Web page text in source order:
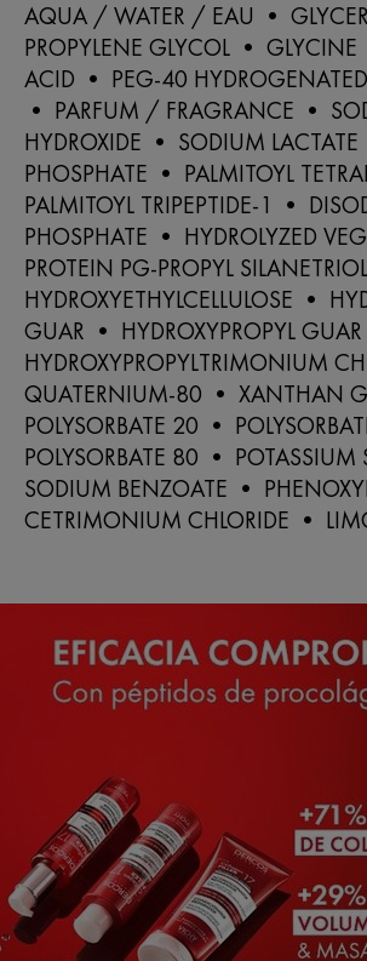
AQUA / WATER / EAU •
PROPYLENE GLYCOL •
ACID • PEG-40
• PARFUM / FRAGRANCE •
HYDROXIDE • SODIUM
PHOSPHATE • PALMITOYL
PALMITOYL TRIPEPTIDE-1 •
PHOSPHATE • HYDROLYZED
PROTEIN PG-PROPYL
HYDROXYETHYLCELLULOSE •
GUAR • HYDROXYPROPYL GUAR
HYDROXYPROPYLTRIMONIUM
QUATERNIUM-80 • XANTHAN
POLYSORBATE 20 •
POLYSORBATE 80 • POTASSIUM
SODIUM BENZOATE •
CETRIMONIUM CHLORIDE •